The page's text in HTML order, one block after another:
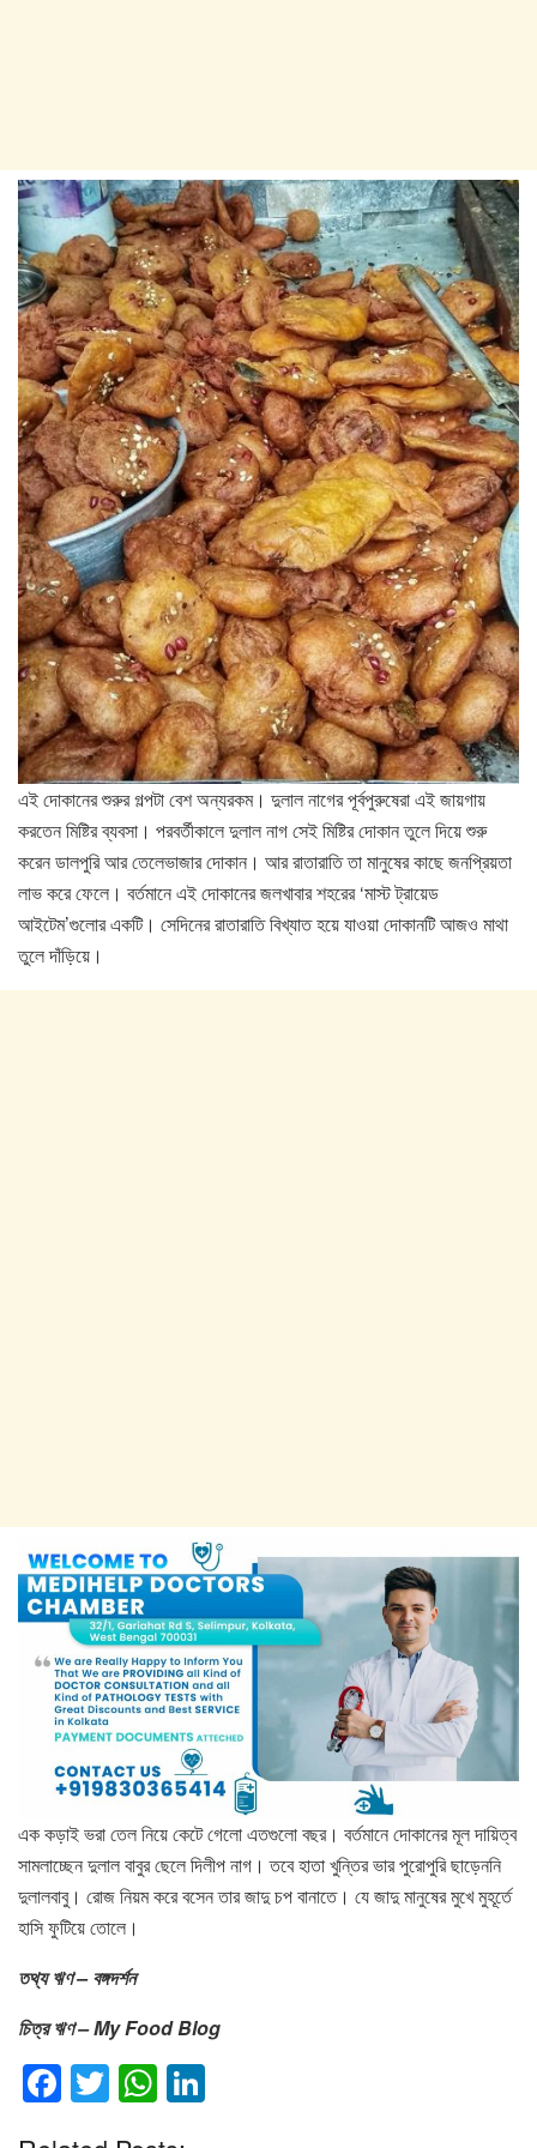
এই দোকানের শুরুর গল্পটা বেশ অন্যরকম। দুলাল নাগের পূর্বপুরুষেরা এই জায়গায়
করতেন মিষ্টির ব্যবসা। পরবর্তীকালে দুলাল নাগ সেই মিষ্টির দোকান তুলে দিয়ে শুরু
করেন ডালপুরি আর তেলেভাজার দোকান। আর রাতারাতি তা মানুষের কাছে জনপ্রিয়তা
লাভ করে ফেলে। বর্তমানে এই দোকানের জলখাবার শহরের ‘মাস্ট ট্রায়েড
আইটেম’গুলোর একটি। সেদিনের রাতারাতি বিখ্যাত হয়ে যাওয়া দোকানটি আজও মাথা
তুলে দাঁড়িয়ে।
এক কড়াই ভরা তেল নিয়ে কেটে গেলো এতগুলো বছর। বর্তমানে দোকানের মূল দায়িত্ব
সামলাচ্ছেন দুলাল বাবুর ছেলে দিলীপ নাগ। তবে হাতা খুন্তির ভার পুরোপুরি ছাড়েননি
দুলালবাবু। রোজ নিয়ম করে বসেন তার জাদু চপ বানাতে। যে জাদু মানুষের মুখে মুহূর্তে
হাসি ফুটিয়ে তোলে।
তথ্য ঋণ – বঙ্গদর্শন
চিত্র ঋণ – My Food Blog
F T W